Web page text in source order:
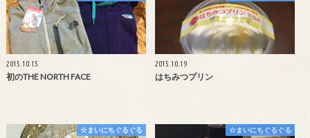
2015.10.15
初のTHE NORTH FACE
2015.10.19
はちみつプリン
☆まいにちぐるぐる ☆まいにちぐるぐる